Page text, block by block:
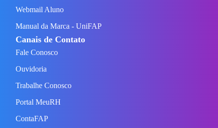
Webmail Aluno
Manual da Marca - UniFAP
Canais de Contato
Fale Conosco
Ouvidoria
Trabalhe Conosco
Portal MeuRH
ContaFAP